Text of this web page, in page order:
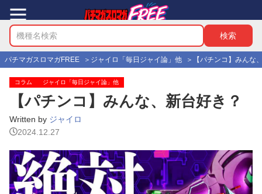
パチマガスロマガFREE ジャイロ「毎日ジャイ論」他 【パチンコ】みんな
コラム ジャイロ「毎日ジャイ論」他
【パチンコ】みんな、新台好き？
Written by ジャイロ
2024.12.27